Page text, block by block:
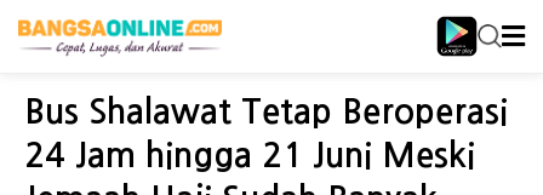
Home Internasional
Bus Shalawat Tetap Beroperasi
24 Jam hingga 21 Juni Meski